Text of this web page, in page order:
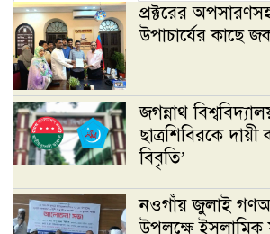
প্রক্টরের
উপাচার্যের কাছে
জগন্নাথ
ছাত্রশিবিরকে
বিবৃতি’
নওগাঁয় জুলাই
উপলক্ষে ইসলামিক